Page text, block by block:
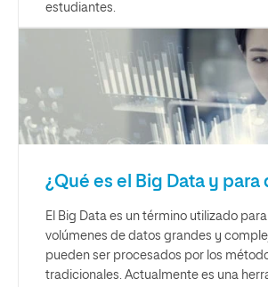
estudiantes.
¿Qué es el Big Data y para
El Big Data es un término utilizado
volúmenes de datos grandes y
pueden ser procesados por los
tradicionales. Actualmente es una